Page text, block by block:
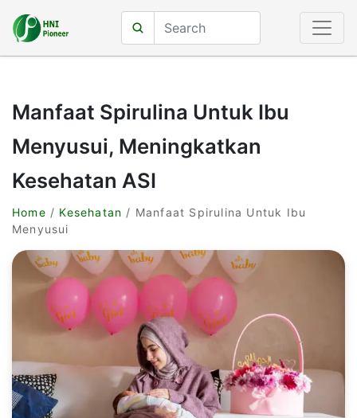
Manfaat Spirulina Untuk Ibu
Menyusui, Meningkatkan
Kesehatan ASI
Home / Kesehatan / Manfaat Spirulina Untuk Ibu
Menyusui